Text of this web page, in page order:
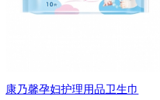
康乃馨孕妇护理用品卫生巾